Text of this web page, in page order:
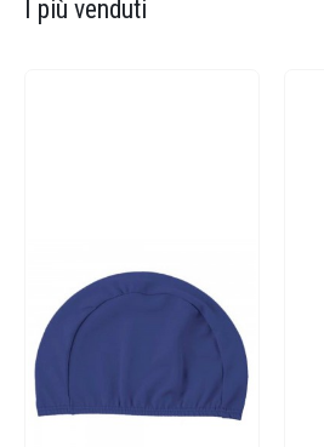
I più venduti